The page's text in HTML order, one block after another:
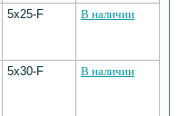
5х25-F В наличии
5х30-F В наличии